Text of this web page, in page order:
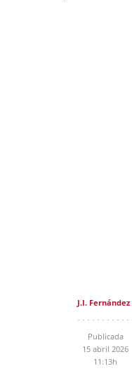
J.I. Fernández
Publicada
15 abril 2026
11:13h